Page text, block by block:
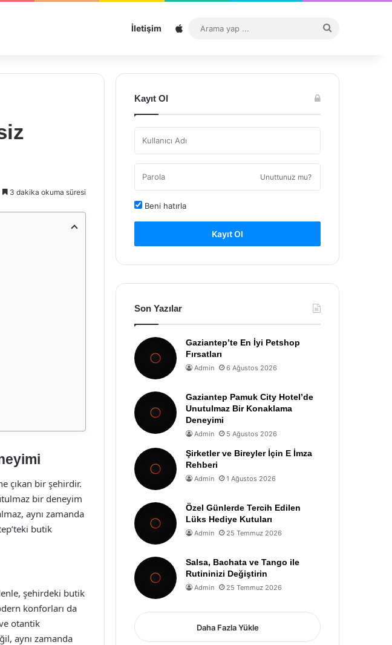
İletişim Sitemap
...
3 dakika okuma süresi
çıkan bir şehirdir.
bir deneyim
aynı zamanda
butik
şehirdeki butik
konforları da
otantik
aynı zamanda
Kayıt Ol
Unuttunuz mu?
Beni hatırla
Kayıt Ol
Son Yazılar
Gaziantep’te En İyi Petshop
Fırsatları
Admin 6 Ağustos 2026
Gaziantep Pamuk City Hotel’de
Unutulmaz Bir Konaklama
Deneyimi
Admin 5 Ağustos 2026
Şirketler ve Bireyler İçin E İmza
Rehberi
Admin 1 Ağustos 2026
Özel Günlerde Tercih Edilen
Lüks Hediye Kutuları
Admin 25 Temmuz 2026
Salsa, Bachata ve Tango ile
Rutininizi Değiştirin
Admin 25 Temmuz 2026
Daha Fazla Yükle